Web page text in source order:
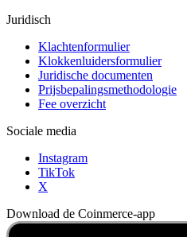
Juridisch
Klachtenformulier
Klokkenluidersformulier
Juridische documenten
Prijsbepalingsmethodologie
Fee overzicht
Sociale media
Instagram
TikTok
X
Download de Coinmerce-app